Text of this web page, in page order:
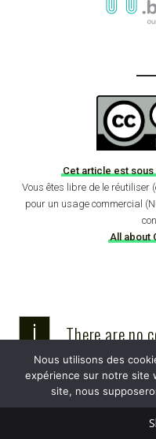
Cet article est
Vous êtes libre de le réutiliser
pour un usage commercial
All about
i There are no
Laisser un
Votre adresse e-mail ne
Nous utilisons des
expérience sur notre site
site, nous